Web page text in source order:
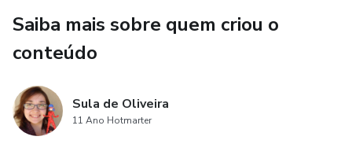
Saiba mais sobre quem criou o
conteúdo
Sula de Oliveira
11 Ano Hotmarter